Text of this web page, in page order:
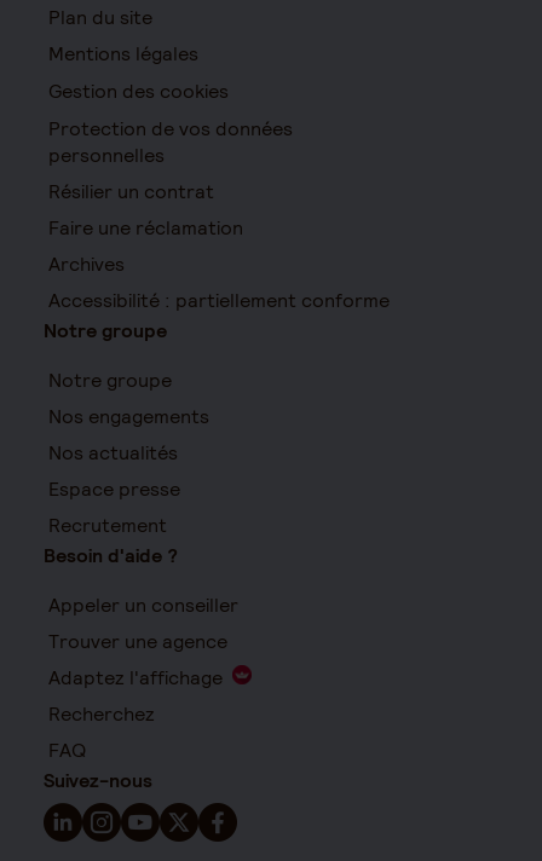
Plan du site
Mentions légales
Gestion des cookies
Protection de vos données
personnelles
Résilier un contrat
Faire une réclamation
Archives
Accessibilité : partiellement conforme
Notre groupe
Notre groupe
Nos engagements
Nos actualités
Espace presse
Recrutement
Besoin d'aide ?
Appeler un conseiller
Trouver une agence
Adaptez l'affichage
Recherchez
FAQ
Suivez-nous
Suivez-nous sur LinkedIn - Nouvelle fenêtre
Suivez-nous sur Instagram - Nouvelle fenêtre
Suivez-nous sur YouTube - Nouvelle fenêtre
Suivez-nous sur X - Nouvelle fenêtre
Suivez-nous sur Facebook - Nouvelle